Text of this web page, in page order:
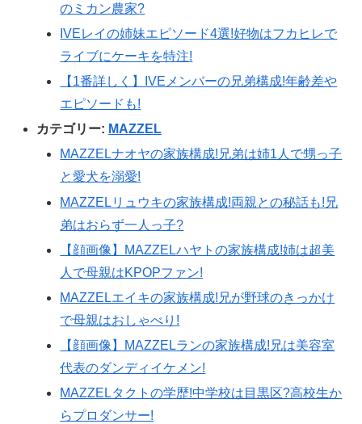
のミカン農家?
IVEレイの姉妹エピソード4選!好物はフカヒレで
ライブにケーキを特注!
【1番詳しく】IVEメンバーの兄弟構成!年齢差や
エピソードも!
カテゴリー: MAZZEL
MAZZELナオヤの家族構成!兄弟は姉1人で甥っ子
と愛犬を溺愛!
MAZZELリュウキの家族構成!両親との秘話も!兄
弟はおらず一人っ子?
【顔画像】MAZZELハヤトの家族構成!姉は超美
人で母親はKPOPファン!
MAZZELエイキの家族構成!兄が野球のきっかけ
で母親はおしゃべり!
【顔画像】MAZZELランの家族構成!兄は美容室
代表のダンディイケメン!
MAZZELタクトの学歴!中学校は目黒区?高校生か
らプロダンサー!